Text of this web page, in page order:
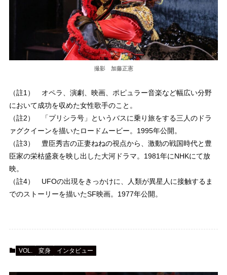
撮影 加藤正憲
（註1） オペラ、演劇、映画、ポピュラー音楽など幅広い分野
において成功を収めた女性歌手のこと。
（註2） 「プリシラ号」というバスに乗り旅をする三人のドラ
ァグクイーンを描いたロードムービー。1995年公開。
（註3） 豊臣秀吉の正妻ねねの視点から、激動の戦国時代と豊
臣家の栄枯盛衰を映し出した大河ドラマ。1981年にNHKにて放
映。
（註4） UFOの出現をきっかけに、人類が異星人に接触するま
でのストーリーを描いたSF映画。1977年公開。
VOL. 変身 インタビュー